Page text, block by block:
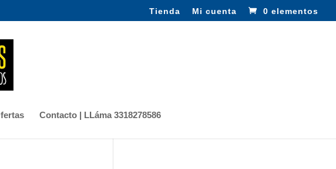
Tienda Mi cuenta 0 elementos
Contacto | LLáma 3318278586